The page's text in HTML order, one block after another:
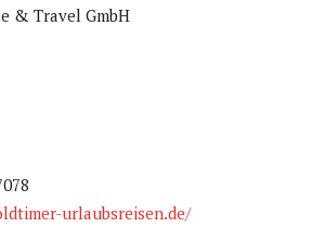
& Travel GmbH
urlaubsreisen.de/